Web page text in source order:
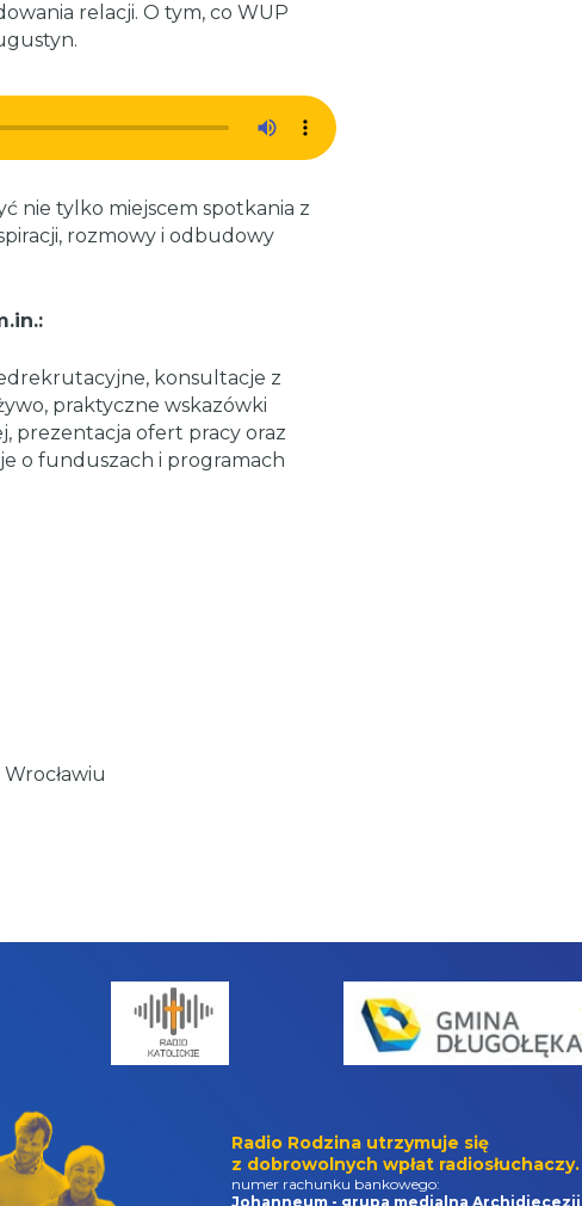
relacji. O tym, co WUP
nie tylko miejscem spotkania z
rozmowy i odbudowy
⁠konsultacje z
⁠praktyczne wskazówki
prezentacja ofert pracy oraz
o funduszach i programach
Radio Rodzina utrzymuje się
z dobrowolnych wpłat radiosłuchaczy.
numer rachunku bankowego:
Johanneum - grupa medialna Archidiecezji